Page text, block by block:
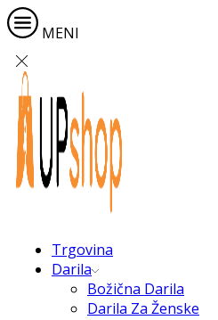
MENI
Trgovina
Darila
Božična Darila
Darila Za Ženske